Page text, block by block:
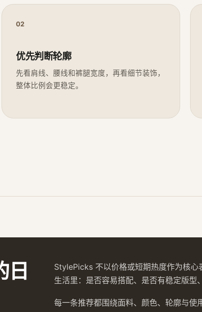
02
优先判断轮廓
先看肩线、腰线和裤腿宽度，再看细节装饰，
整体比例会更稳定。
日
StylePicks 不以价格或短期热度作为核
生活里：是否容易搭配、是否有稳定版型
每一条推荐都围绕面料、颜色、轮廓与